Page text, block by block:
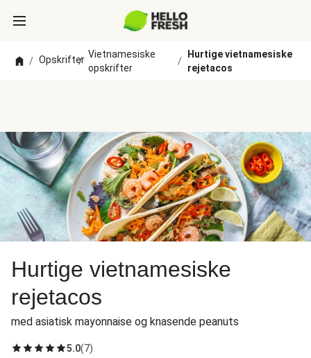
/ Opskrifter
/
Vietnamesiske
opskrifter
/
Hurtige vietnamesiske
rejetacos
Hurtige vietnamesiske
rejetacos
med asiatisk mayonnaise og knasende peanuts
5.0(7)